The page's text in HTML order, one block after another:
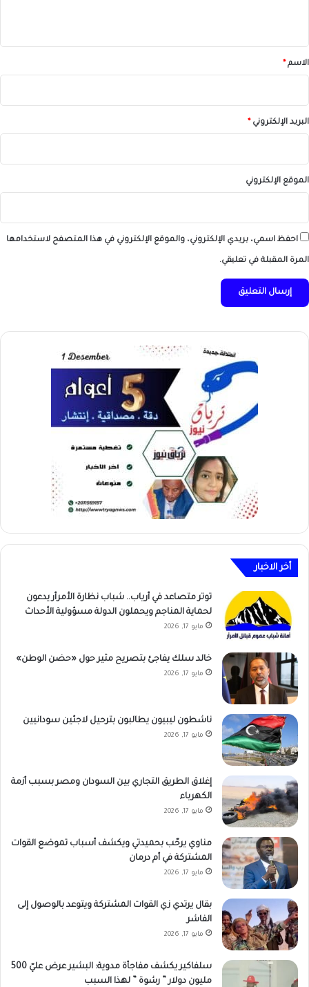
*الاسم*
البريد الإلكتروني*
الموقع الإلكتروني
احفظ اسمي، بريدي الإلكتروني، والموقع الإلكتروني في هذا المتصفح لاستخدامها
المرة المقبلة في تعليقي.
أخر الاخبار
توتر متصاعد في أرياب.. شباب نظارة الأمرأر يدعون
لحماية المناجم ويحملون الدولة مسؤولية الأحداث
مايو 17, 2026
خالد سلك يفاجئ بتصريح مثير حول «حضن الوطن»
مايو 17, 2026
ناشطون ليبيون يطالبون بترحيل لاجئين سودانيين
مايو 17, 2026
إغلاق الطريق التجاري بين السودان ومصر بسبب أزمة
الكهرباء
مايو 17, 2026
مناوي يرحّب بحميدتي ويكشف أسباب تموضع القوات
المشتركة في أم درمان
مايو 17, 2026
بقال يرتدي زي القوات المشتركة ويتوعد بالوصول إلى
الفاشر
مايو 17, 2026
سلفاكير يكشف مفاجأة مدوية: البشير عرض عليّ 500
مليون دولار ” رشوة ” لهذا السبب